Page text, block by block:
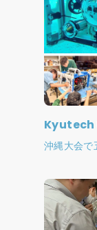
沖縄大会で